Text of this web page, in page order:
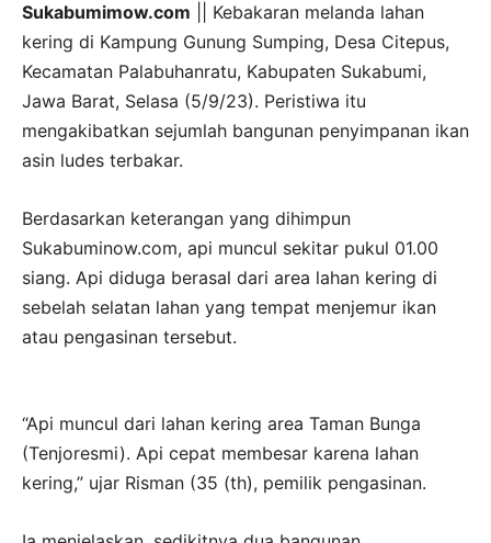
Sukabumimow.com || Kebakaran melanda lahan
kering di Kampung Gunung Sumping, Desa Citepus,
Kecamatan Palabuhanratu, Kabupaten Sukabumi,
Jawa Barat, Selasa (5/9/23). Peristiwa itu
mengakibatkan sejumlah bangunan penyimpanan ikan
asin ludes terbakar.
Berdasarkan keterangan yang dihimpun
Sukabuminow.com, api muncul sekitar pukul 01.00
siang. Api diduga berasal dari area lahan kering di
sebelah selatan lahan yang tempat menjemur ikan
atau pengasinan tersebut.
“Api muncul dari lahan kering area Taman Bunga
(Tenjoresmi). Api cepat membesar karena lahan
kering,” ujar Risman (35 (th), pemilik pengasinan.